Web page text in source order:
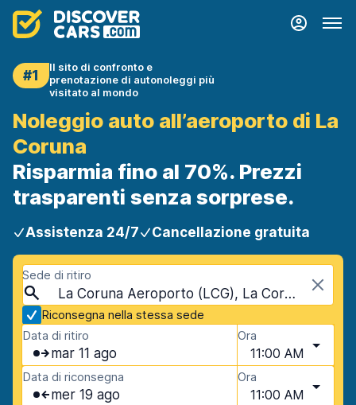
#1
Il sito di confronto e
prenotazione di autonoleggi più
visitato al mondo
Noleggio auto all’aeroporto di La
Coruna
Risparmia fino al 70%. Prezzi
trasparenti senza sorprese.
Assistenza 24/7 Cancellazione gratuita
Sede di ritiro
La Coruna Aeroporto (LCG), La Coruna, Spagna
Riconsegna nella stessa sede
Data di ritiro
mar 11 ago
Ora
11:00 AM
Data di riconsegna
mer 19 ago
Ora
11:00 AM